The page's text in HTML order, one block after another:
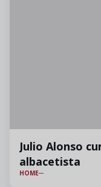
Julio Alonso
albacetista
HOME